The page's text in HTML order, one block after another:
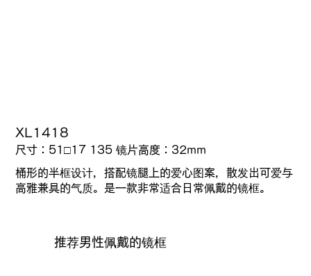
XL1418
尺寸：51□17 135镜片高度： 32mm
桶形的半框设计，搭配镜腿上的爱心图案，散发出可爱与
高雅兼具的气质。是一款非常适合日常佩戴的镜框。
推荐男性佩戴的镜框